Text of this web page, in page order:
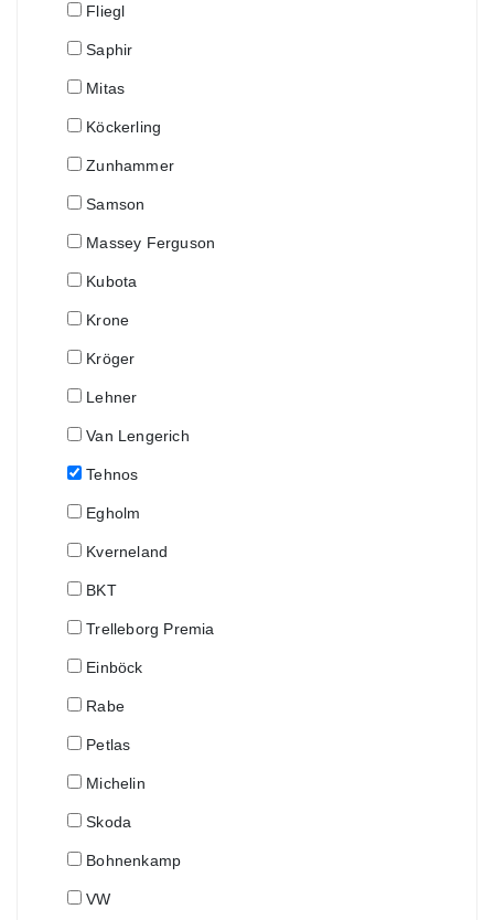
Fliegl
Saphir
Mitas
Köckerling
Zunhammer
Samson
Massey Ferguson
Kubota
Krone
Kröger
Lehner
Van Lengerich
Tehnos
Egholm
Kverneland
BKT
Trelleborg Premia
Einböck
Rabe
Petlas
Michelin
Skoda
Bohnenkamp
VW